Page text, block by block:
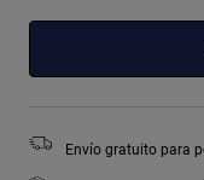
Envío gratuito para